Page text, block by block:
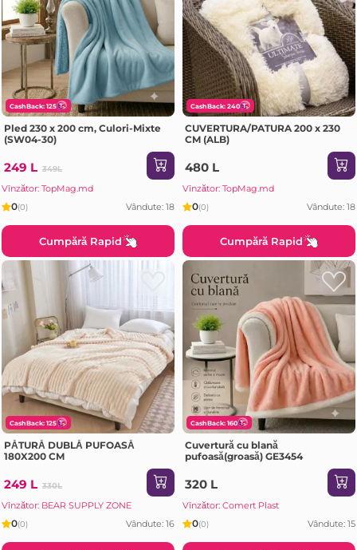
CashBack: 125
Pled 230 x 200 cm, Culori-Mixte
(SW04-30)
249 L 349L
Vînzător: TopMag.md
0(0) Vândute: 18
Cumpără Rapid
CashBack: 240
CUVERTURA/PATURA 200 x 230
CM (ALB)
480 L
Vînzător: TopMag.md
0(0) Vândute: 18
Cumpără Rapid
CashBack: 125
PĂTURĂ DUBLĂ PUFOASĂ
180X200 CM
249 L 330L
Vînzător: BEAR SUPPLY ZONE
0(0) Vândute: 16
CashBack: 160
Cuvertură cu blană
pufoasă(groasă) GE3454
320 L
Vînzător: Comert Plast
0(0) Vândute: 15